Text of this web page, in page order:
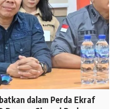
dalam Perda Ekraf